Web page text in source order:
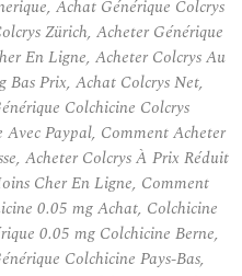
Achat Générique Colcrys
Zürich, Acheter Générique
En Ligne, Acheter Colcrys Au
Prix, Achat Colcrys Net,
Colchicine Colcrys
Paypal, Comment Acheter
Acheter Colcrys À Prix Réduit
Cher En Ligne, Comment
0.05 mg Achat, Colchicine
0.05 mg Colchicine Berne,
Colchicine Pays-Bas,